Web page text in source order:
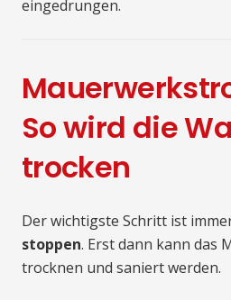
eingedrungen.
So wird die
trocken
Der wichtigste Schritt ist
stoppen. Erst dann kann das
trocknen und saniert werden.